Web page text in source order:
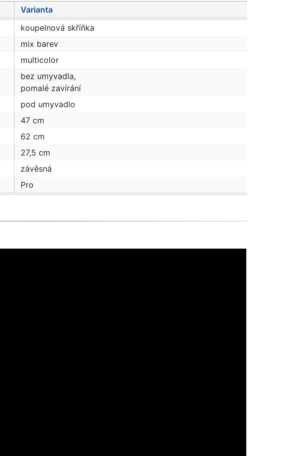
Varianta
koupelnová skříňka
mix barev
multicolor
bez umyvadla,
pomalé zavírání
pod umyvadlo
47 cm
62 cm
27,5 cm
závěsná
Pro